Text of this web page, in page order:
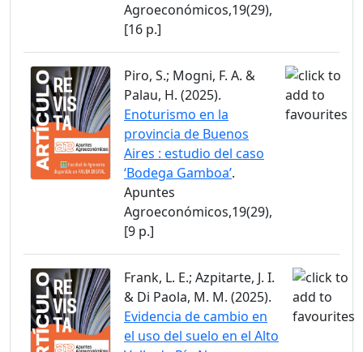
Agroeconómicos,19(29),
[16 p.]
Piro, S.; Mogni, F. A. &
Palau, H. (2025).
Enoturismo en la
provincia de Buenos
Aires : estudio del caso
‘Bodega Gamboa’.
Apuntes
Agroeconómicos,19(29),
[9 p.]
Frank, L. E.; Azpitarte, J. I.
& Di Paola, M. M. (2025).
Evidencia de cambio en
el uso del suelo en el Alto